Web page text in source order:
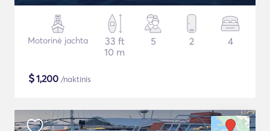
Motorinė jachta
33 ft
10 m
5 2 4
$1,200 /naktinis